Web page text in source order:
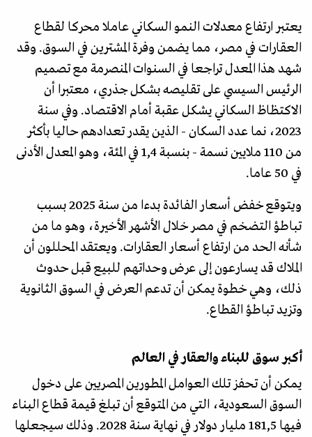
يعتبر ارتفاع معدلات النمو السكاني عاملا محركا لقطاع
العقارات في مصر، مما يضمن وفرة المشترين في السوق. وقد
شهد هذا المعدل تراجعا في السنوات المنصرمة مع تصميم
الرئيس السيسي على تقليصه بشكل جذري، معتبرا أن
الاكتظاظ السكاني يشكل عقبة أمام الاقتصاد. وفي سنة
2023، نما عدد السكان - الذين يقدر تعدادهم حاليا بأكثر
من 110 ملايين نسمة - بنسبة 1,4 في المئة، وهو المعدل الأدنى
في 50 عاما.
ويتوقع خفض أسعار الفائدة بدءا من سنة 2025 بسبب
تباطؤ التضخم في مصر خلال الأشهر الأخيرة، وهو ما من
شأنه الحد من ارتفاع أسعار العقارات. ويعتقد المحللون أن
الملاك قد يسارعون إلى عرض وحداتهم للبيع قبل حدوث
ذلك، وهي خطوة يمكن أن تدعم العرض في السوق الثانوية
وتزيد تباطؤ القطاع.
أكبر سوق للبناء والعقار في العالم
يمكن أن تحفز تلك العوامل المطورين المصريين على دخول
السوق السعودية، التي من المتوقع أن تبلغ قيمة قطاع البناء
فيها 181,5 مليار دولار في نهاية سنة 2028. وذلك سيجعلها